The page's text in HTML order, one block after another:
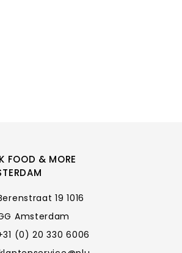
FOOD & MORE
19 1016
Amsterdam
(0) 20 330 6006